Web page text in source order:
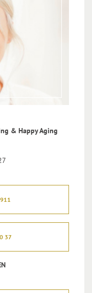
& Happy Aging
37